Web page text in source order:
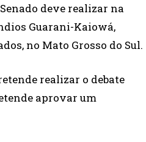
deve realizar na
Guarani-Kaiowá,
no Mato Grosso do Sul.
realizar o debate
aprovar um